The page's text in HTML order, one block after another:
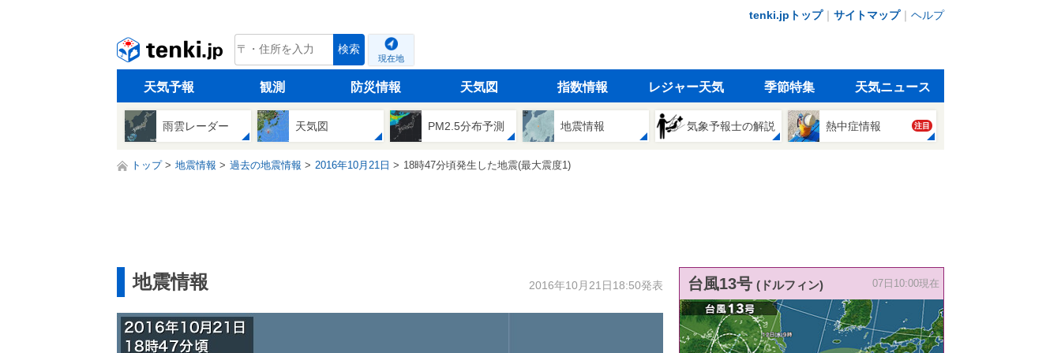
tenki.jpトップ｜ サイトマップ｜ ヘルプ
tenki.jp 検索
現在地
天気予報 観測 防災情報 天気図 指数情報 レジャー天気 季節特集 天気ニュース
雨雲レーダー 天気図 PM2.5分布予測 地震情報 気象予報士の解説 熱中症情報 注目
トップ 地震情報 過去の地震情報 2016年10月21日 18時47分頃発生した地震(最大震度1)
地震情報 2016年10月21日18:50発表 台風13号 (ドルフィン) 07日10:00現在